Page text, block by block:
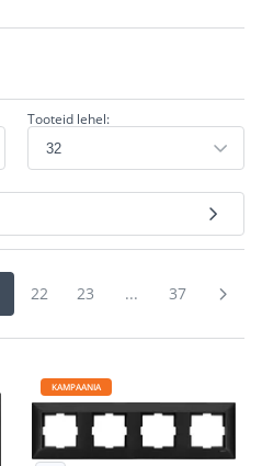
Tooteid lehel:
22 23 ... 37
KAMPAANIA